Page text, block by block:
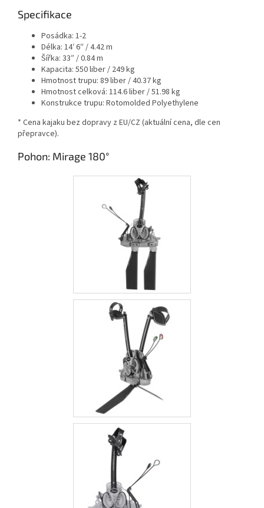
Specifikace
Posádka: 1-2
Délka: 14′ 6″ / 4.42 m
Šířka: 33″ / 0.84 m
Kapacita: 550 liber / 249 kg
Hmotnost trupu: 89 liber / 40.37 kg
Hmotnost celková: 114.6 liber / 51.98 kg
Konstrukce trupu: Rotomolded Polyethylene
* Cena kajaku bez dopravy z EU/CZ (aktuální cena, dle cen
přepravce).
Pohon: Mirage 180°